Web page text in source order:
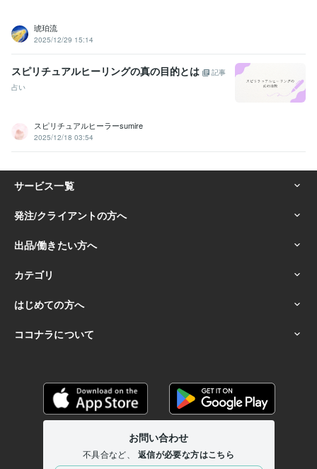
琥珀流
2025/12/29 15:14
スピリチュアルヒーリングの真の目的とは
記事
占い
スピリチュアルヒーラーsumire
2025/12/18 03:54